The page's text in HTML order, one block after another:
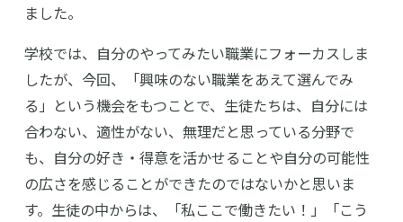
ました。
学校では、自分のやってみたい職業にフォーカスしま
したが、今回、「興味のない職業をあえて選んでみ
る」という機会をもつことで、生徒たちは、自分には
合わない、適性がない、無理だと思っている分野で
も、自分の好き・得意を活かせることや自分の可能性
の広さを感じることができたのではないかと思いま
す。生徒の中からは、「私ここで働きたい！」「こう